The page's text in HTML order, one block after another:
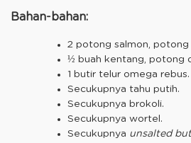
Bahan-bahan:
2 potong salmon, potong
½ buah kentang, potong
1 butir telur omega rebus.
Secukupnya tahu putih.
Secukupnya brokoli.
Secukupnya wortel.
Secukupnya unsalted